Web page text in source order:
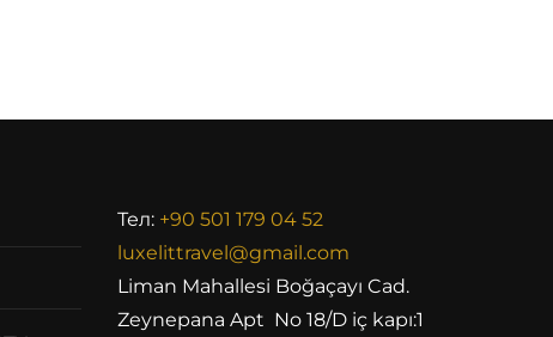
Тел: +90 501 179 04 52
luxelittravel@gmail.com
Liman Mahallesi Boğaçayı Cad.
Zeynepana Apt No 18/D iç kapı:1